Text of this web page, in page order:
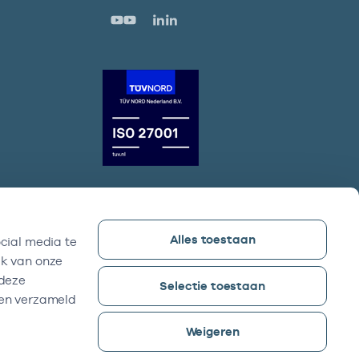
media te
van onze
verzameld
Alles toestaan
Selectie toestaan
Weigeren
Vektis bezoekadres
Sparrenheuvel 18, Gebouw B,
3708 JE Zeist